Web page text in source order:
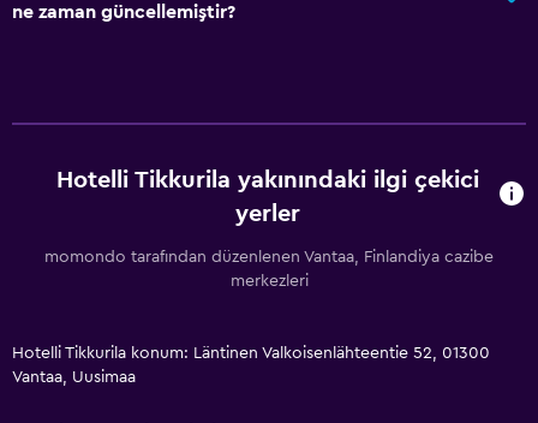
ne zaman güncellemiştir?
Hotelli Tikkurila yakınındaki ilgi çekici
yerler
momondo tarafından düzenlenen Vantaa, Finlandiya cazibe
merkezleri
Hotelli Tikkurila konum: Läntinen Valkoisenlähteentie 52, 01300
Vantaa, Uusimaa